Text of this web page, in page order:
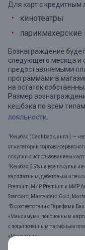
Для карт с кредитным
кинотеатры
Вознаграждение
следующего месяца и
предоставляемыми
программами в
на остаток
Размер
кешбэка по всем
лояльности
1 Кешбэк (Cashback, англ.) —
от категории торгово-
покупки с использованием
2 Кешбэк 0,5% на все покупки
зарплатным, дебетовым и
Premium, МИР Premium и МИР
Standard, Mastercard Gold,
3 В соответствии с Тарифами
«Максимум», пенсионным
с подключенным тарифным
«Максимум».